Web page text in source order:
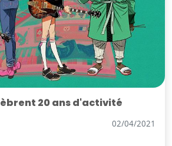
20 ans d'activité
02/04/2021